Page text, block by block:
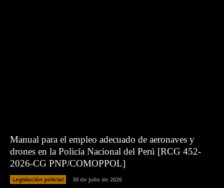
Manual para el empleo adecuado de aeronaves y
drones en la Policía Nacional del Perú [RCG 452-
2026-CG PNP/COMOPPOL]
Legislación policial 30 de julio de 2026